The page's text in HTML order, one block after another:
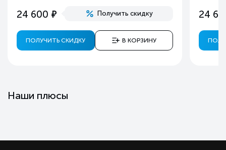
24 600 е Получить скидку
ПОЛУЧИТЬ СКИДКУ В КОРЗИНУ
24
Наши плюсы